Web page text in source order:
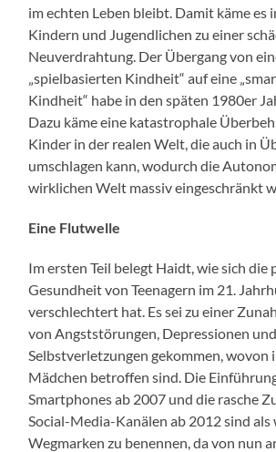
im echten Leben bleibt. Damit käme es
Kindern und Jugendlichen zu einer
Neuverdrahtung. Der Übergang von
„spielbasierten Kindheit“ auf eine
Kindheit“ habe in den späten 1980er
Dazu käme eine katastrophale
Kinder in der realen Welt, die auch in
umschlagen kann, wodurch die
wirklichen Welt massiv eingeschränkt
Eine Flutwelle
Im ersten Teil belegt Haidt, wie sich die
Gesundheit von Teenagern im 21.
verschlechtert hat. Es sei zu einer
von Angststörungen, Depressionen und
Selbstverletzungen gekommen, wovon
Mädchen betroffen sind. Die
Smartphones ab 2007 und die rasche
Social-Media-Kanälen ab 2012 sind
Wegmarken zu benennen, da von nun